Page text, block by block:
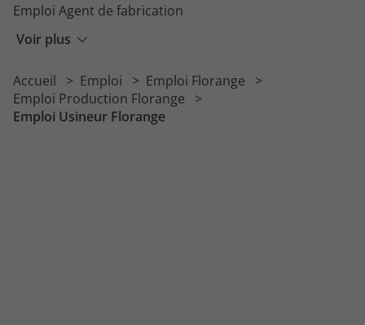
Voir plus
Emploi Agent de fabrication
Emploi Agent de conditionnement
Emploi Métallier
Accueil Emploi
Emploi Florange
Emploi Production Florange
Emploi Usineur Florange